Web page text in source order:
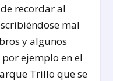
recordar al
mal
y algunos
ejemplo en el
Trillo que se